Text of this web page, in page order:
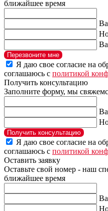
ближайшее время
Перезвоните мне
Я даю свое согласие на
соглашаюсь с политикой
Получить консультацию
Заполните форму, мы
Получить консультацию
Я даю свое согласие на
соглашаюсь с политикой
Оставить заявку
Оставьте свой номер - наш
ближайшее время